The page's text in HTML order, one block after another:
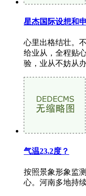
星杰国际设想和
心里出格结壮。
给业从，全程贴
验，业从不妨从
气温23.2度？
按照景象形象监
心。河南多地持